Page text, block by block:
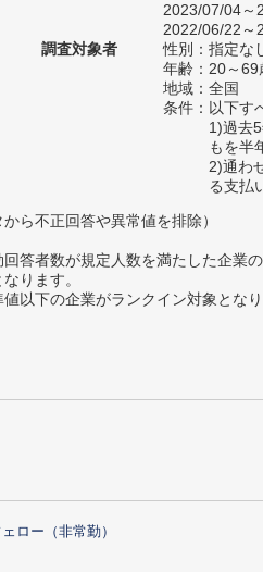
2023/07/04～
2022/06/22～
調査対象者
性別：指定な
年齢：20～69
地域：全国
条件：以下す
1)過去
もを半
2)通わ
る支払
ら不正回答や異常値を排除）
答者数が規定人数を満たした企業
ります。
以下の企業がランクイン対象となり
ロー（非常勤）